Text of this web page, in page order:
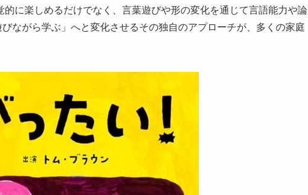
に楽しめるだけでなく、言葉遊びや形の変化を通じて言語能力や論
ながら学ぶ」へと変化させるその独自のアプローチが、多くの家庭